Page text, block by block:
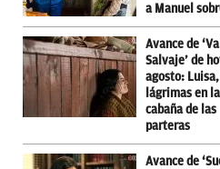
a Manuel
Avance de
Salvaje’ de
agosto:
lágrimas en la
cabaña de las
parteras
Avance de